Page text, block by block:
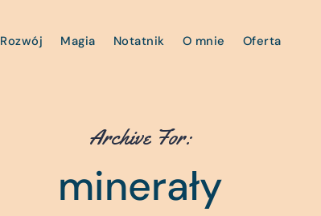
Rozwój Magia Notatnik O mnie Oferta
Archive For:
minerały